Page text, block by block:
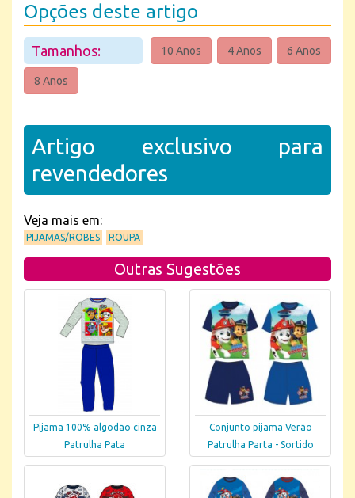
Opções deste artigo
Tamanhos: 10 Anos 4 Anos 6 Anos
8 Anos
Artigo exclusivo para
revendedores
Veja mais em:
PIJAMAS/ROBES ROUPA
Outras Sugestões
Pijama 100% algodão cinza
Patrulha Pata
Conjunto pijama Verão
Patrulha Parta - Sortido